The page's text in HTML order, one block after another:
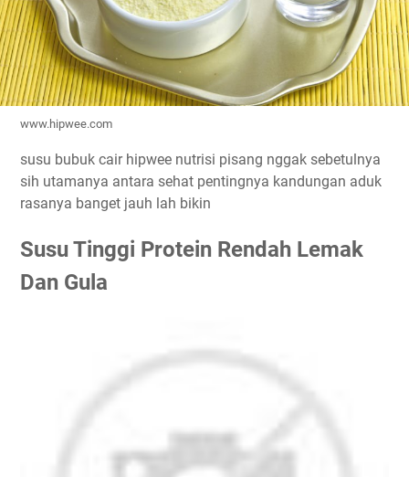
www.hipwee.com
susu bubuk cair hipwee nutrisi pisang nggak sebetulnya
sih utamanya antara sehat pentingnya kandungan aduk
rasanya banget jauh lah bikin
Susu Tinggi Protein Rendah Lemak
Dan Gula